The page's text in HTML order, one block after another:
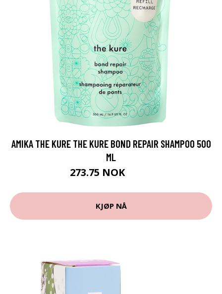
AMIKA THE KURE THE KURE BOND REPAIR SHAMPOO 500
ML
273.75 NOK
KJØP NÅ